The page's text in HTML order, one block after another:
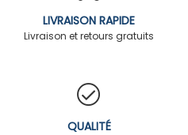
LIVRAISON RAPIDE
Livraison et retours gratuits
QUALITÉ